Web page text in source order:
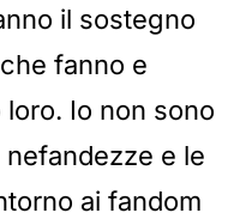
il sostegno
fanno e
Io non sono
e le
ai fandom